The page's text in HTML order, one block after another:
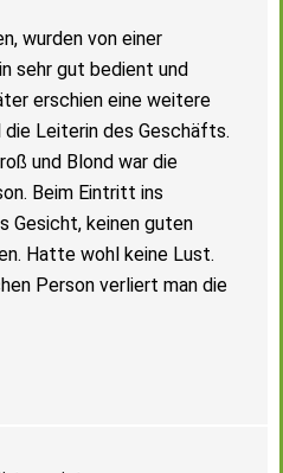
wurden von einer
sehr gut bedient und
erschien eine weitere
Leiterin des Geschäfts.
und Blond war die
Beim Eintritt ins
Gesicht, keinen guten
Hatte wohl keine Lust.
Person verliert man die